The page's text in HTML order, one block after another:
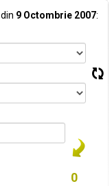
din 9 Octombrie 2007: